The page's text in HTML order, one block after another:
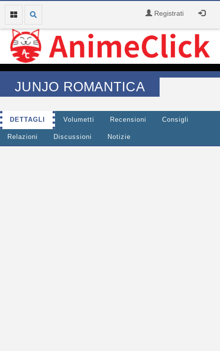
Registrati
JUNJO ROMANTICA
DETTAGLI Volumetti Recensioni Consigli
Relazioni Discussioni Notizie